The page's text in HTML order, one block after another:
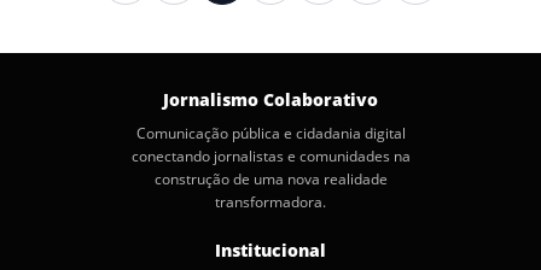
Jornalismo Colaborativo
Comunicação pública e cidadania digital
conectando jornalistas e comunidades na
construção de uma nova realidade
transformadora.
Institucional